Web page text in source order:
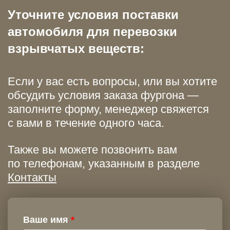
Уточните условия поставки
автомобиля для перевозки
взрывчатых веществ:
Если у вас есть вопросы, или вы хотите
обсудить условия заказа фургона —
заполните форму, менеджер свяжется
с вами в течение одного часа.
Также вы можете позвонить вам
по телефонам, указанным в разделе
Контакты
Ваше имя